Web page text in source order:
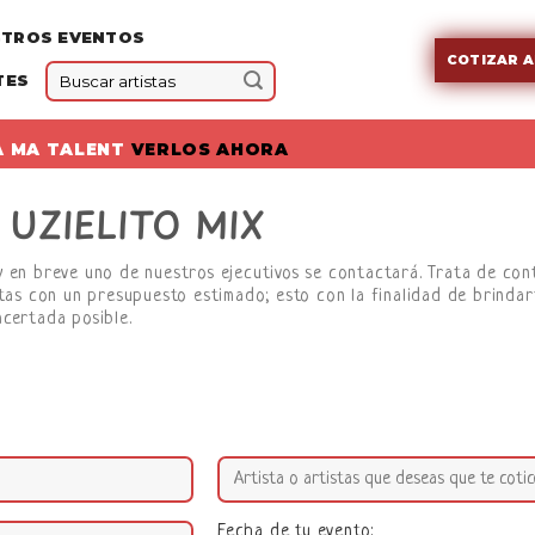
EVENTOS
COTIZAR
MA TALENT VERLOS AHORA
MIX
breve uno de nuestros ejecutivos se contactará. Trata de
con un presupuesto estimado; esto con la finalidad de
posible.